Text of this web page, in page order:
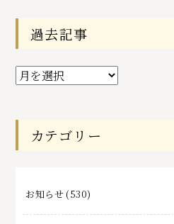
過去記事
過
去
事
カテゴリー
お知らせ (530)